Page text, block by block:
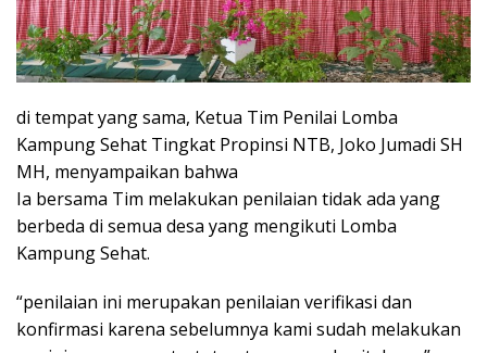
di tempat yang sama, Ketua Tim Penilai Lomba
Kampung Sehat Tingkat Propinsi NTB, Joko Jumadi SH
MH, menyampaikan bahwa
Ia bersama Tim melakukan penilaian tidak ada yang
berbeda di semua desa yang mengikuti Lomba
Kampung Sehat.
“penilaian ini merupakan penilaian verifikasi dan
konfirmasi karena sebelumnya kami sudah melakukan